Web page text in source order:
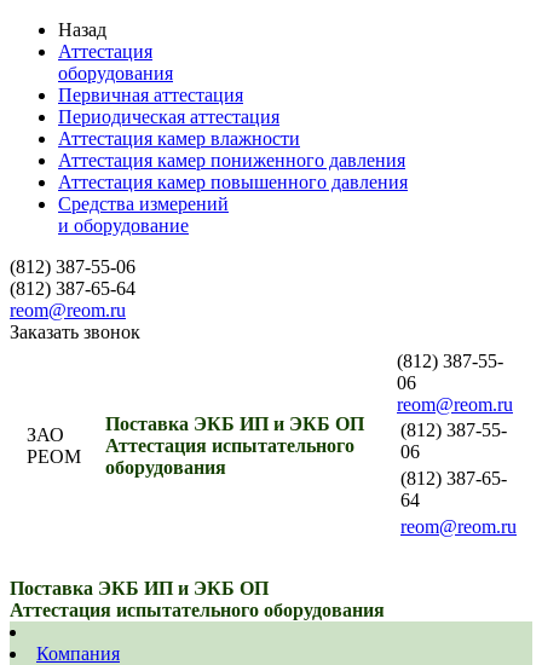
Назад
Аттестация
оборудования
Первичная аттестация
Периодическая аттестация
Аттестация камер влажности
Аттестация камер пониженного давления
Аттестация камер повышенного давления
Средства измерений
и оборудование
(812) 387-55-06
(812) 387-65-64
reom@reom.ru
Заказать звонок
ЗАО
РЕОМ
Поставка ЭКБ ИП и ЭКБ ОП
Аттестация испытательного
оборудования
(812) 387-55-
06
reom@reom.ru
(812) 387-55-
06
(812) 387-65-
64
reom@reom.ru
Поставка ЭКБ ИП и ЭКБ ОП
Аттестация испытательного оборудования
Компания